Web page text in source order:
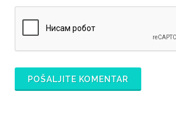
POŠALJITE KOMENTAR